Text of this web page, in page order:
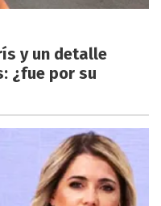
y un detalle
¿fue por su